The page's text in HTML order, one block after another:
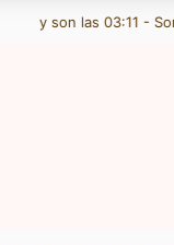
son las 03:11 - Somos